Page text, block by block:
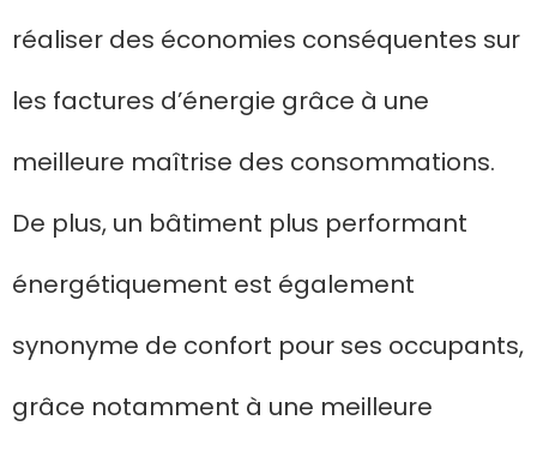
réaliser des économies conséquentes sur
les factures d’énergie grâce à une
meilleure maîtrise des consommations.
De plus, un bâtiment plus performant
énergétiquement est également
synonyme de confort pour ses occupants,
grâce notamment à une meilleure